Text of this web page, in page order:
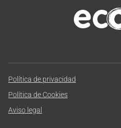
Política de privacidad
Política de Cookies
Aviso legal